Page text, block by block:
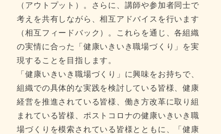
（アウトプット）。さらに、講師や参加者同士で
考えを共有しながら、相互アドバイスを行います
（相互フィードバック）。これらを通じ、各組織
の実情に合った「健康いきいき職場づくり」を実
現することを目指します。
「健康いきいき職場づくり」に興味をお持ちで、
組織での具体的な実践を検討している皆様、健康
経営を推進されている皆様、働き方改革に取り組
まれている皆様、ポストコロナの健康いきいき職
場づくりを模索されている皆様とともに、「健康